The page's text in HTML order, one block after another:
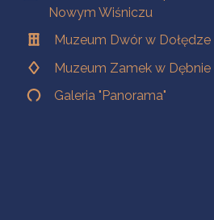
Nowym Wiśniczu
Muzeum Dwór w Dołędze
Muzeum Zamek w Dębnie
Galeria "Panorama"